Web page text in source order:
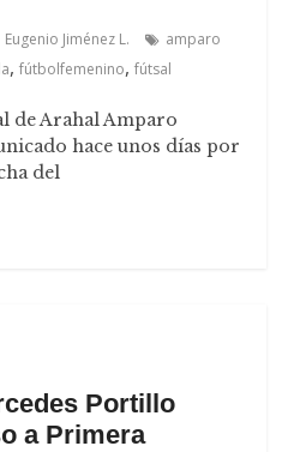
Eugenio Jiménez L.
amparo
,fútbolfemenino,fútsal
de Arahal Amparo
hace unos días por
del
Portillo
a Primera